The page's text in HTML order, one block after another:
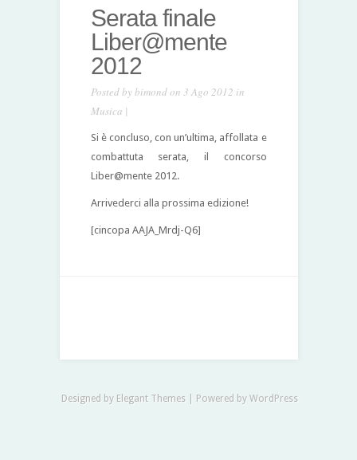
Serata finale
Liber@mente
2012
Posted bybimondon 3 Ago 2012 in
Musica |
Si è concluso, con un’ultima, affollata e
combattuta serata, il concorso
Liber@mente 2012.
Arrivederci alla prossima edizione!
[cincopa AAJA_Mrdj-Q6]
Designed by Elegant Themes| Powered by WordPress